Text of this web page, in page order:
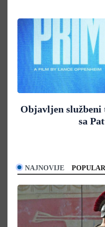
Objavljen
sa
NAJNOVIJE